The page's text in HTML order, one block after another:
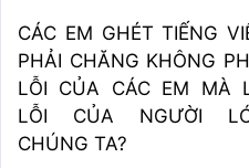
CÁC EM GHÉT TIẾNG
PHẢI CHĂNG KHÔNG
LỖI CỦA CÁC EM MÀ
LỖI CỦA NGƯỜI
CHÚNG TA?